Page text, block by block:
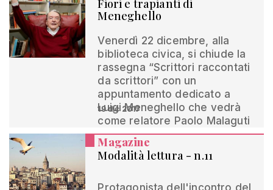
Fiori e trapianti di
Meneghello
Venerdì 22 dicembre, alla
biblioteca civica, si chiude la
rassegna “Scrittori raccontati
da scrittori” con un
appuntamento dedicato a
Luigi Meneghello che vedrà
come relatore Paolo Malaguti
19 dic 2017
Magazine
Modalità lettura - n.11
Protagonista dell'incontro del